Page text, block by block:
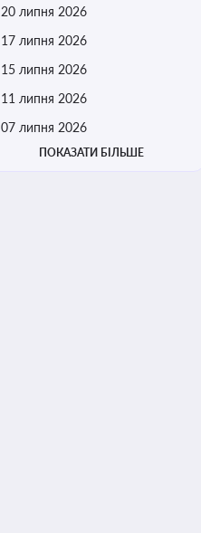
20 липня 2026
17 липня 2026
15 липня 2026
11 липня 2026
07 липня 2026
ПОКАЗАТИ БІЛЬШЕ